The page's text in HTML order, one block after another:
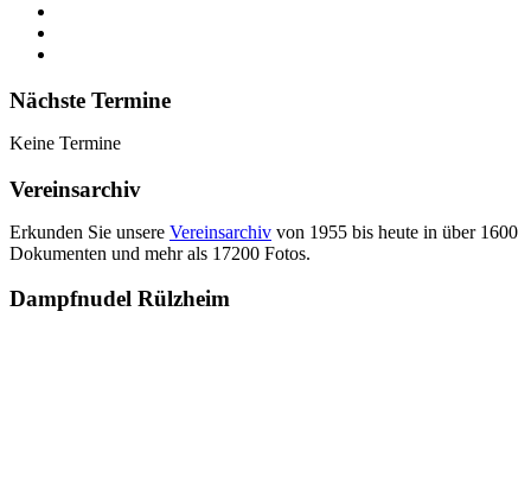
Nächste Termine
Keine Termine
Vereinsarchiv
Erkunden Sie unsere Vereinsarchiv von 1955 bis heute in über 1600
Dokumenten und mehr als 17200 Fotos.
Dampfnudel Rülzheim